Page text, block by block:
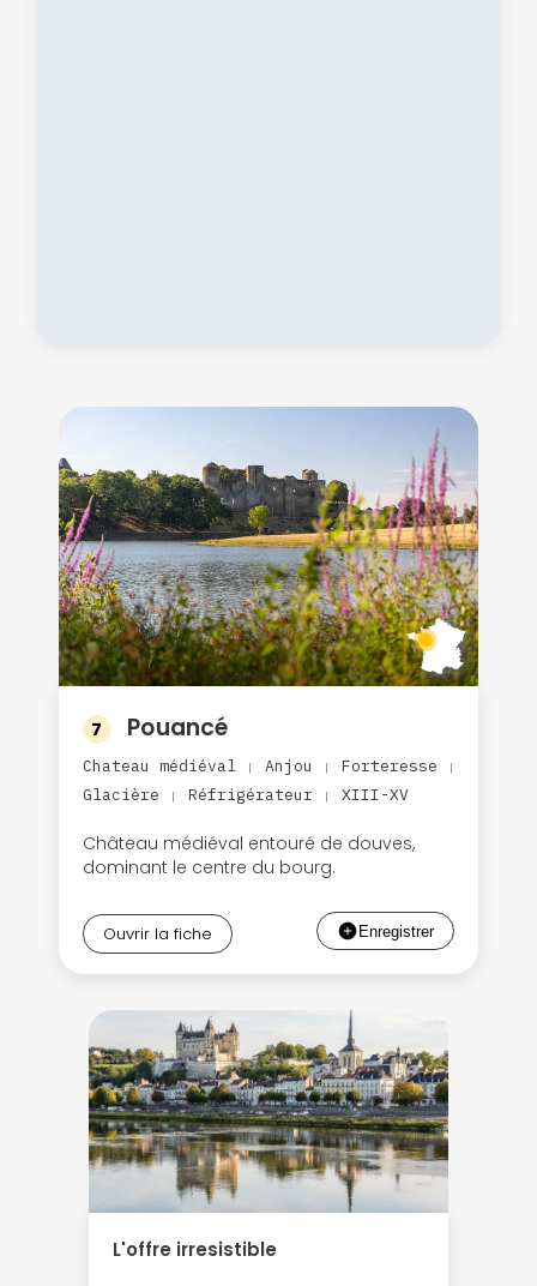
7 Pouancé
Chateau médiéval | Anjou | Forteresse |
Glacière | Réfrigérateur | XIII-XV
Château médiéval entouré de douves,
dominant le centre du bourg.
Ouvrir la fiche
L'offre irresistible